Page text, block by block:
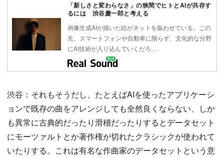
「新しさと変わらなさ」の狭間でヒトとAIが共存す
るには 渋谷慶一郎と考える
画像生成AIが描いた絵がネットを賑わせている。この
先、スマートフォンや自動車に限らず、文化的な分野
にAI技術が入り込んでいくだろ…
渋谷：それもそうだし、たとえばAIを使ったアプリケーシ
ョンで既存の曲をアレンジしても全然良くならない、しか
も異常に古典的だったり滑稽だったりするとデータセット
にモーツァルトとか著作権が切れたクラシックが使われて
いたりする。これは有名な作曲家のデータセットという意